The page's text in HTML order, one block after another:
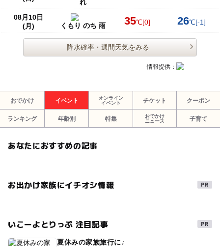
れ
08月10日
(月)
くもり のち 雨 35℃[0] 26℃[-1]
降水確率・週間天気をみる
情報提供：
おでかけ イベント
オンライン
イベント
チケット クーポン
ランキング 年齢別 特集
おでかけ
ニュース
子育て
あなたにおすすめの記事
お出かけ家族にイチオシ情報
いこーよとりっぷ 注目記事
夏休みの家族旅行に♪